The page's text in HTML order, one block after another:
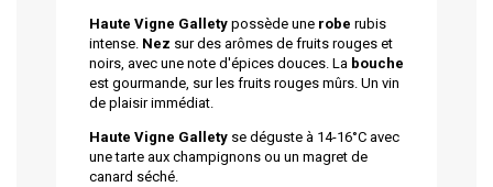
Haute Vigne Galletypossède une robe rubis
intense. Nez sur des arômes de fruits rouges et
noirs, avec une note d'épices douces. La bouche
est gourmande, sur les fruits rouges mûrs. Un vin
de plaisir immédiat.
Haute Vigne Galletyse déguste à 14-16°C avec
une tarte aux champignons ou un magret de
canard séché.